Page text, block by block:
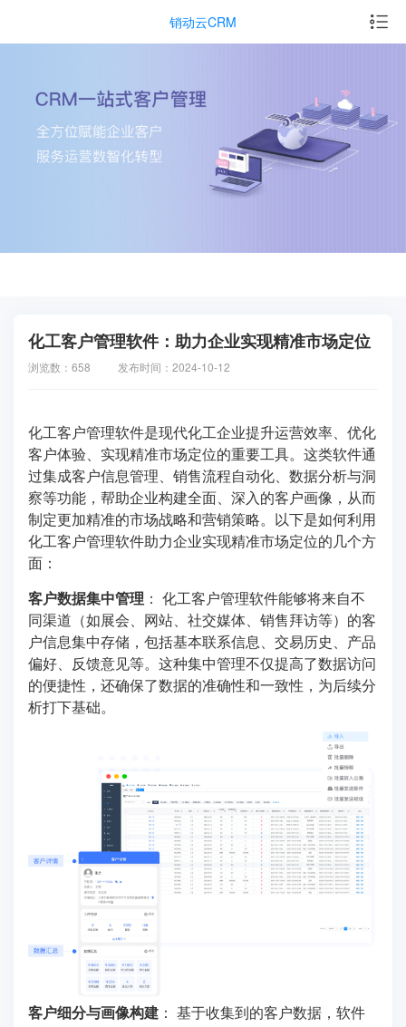
销动云CRM
化工客户管理软件：助力企业实现精准市场定位
浏览数：658 发布时间：2024-10-12
化工客户管理软件是现代化工企业提升运营效率、优化
客户体验、实现精准市场定位的重要工具。这类软件通
过集成客户信息管理、销售流程自动化、数据分析与洞
察等功能，帮助企业构建全面、深入的客户画像，从而
制定更加精准的市场战略和营销策略。以下是如何利用
化工客户管理软件助力企业实现精准市场定位的几个方
面：
客户数据集中管理 ： 化工客户管理软件能够将来自不
同渠道（如展会、网站、社交媒体、销售拜访等）的客
户信息集中存储，包括基本联系信息、交易历史、产品
偏好、反馈意见等。这种集中管理不仅提高了数据访问
的便捷性，还确保了数据的准确性和一致性，为后续分
析打下基础。
客户细分与画像构建 ： 基于收集到的客户数据，软件